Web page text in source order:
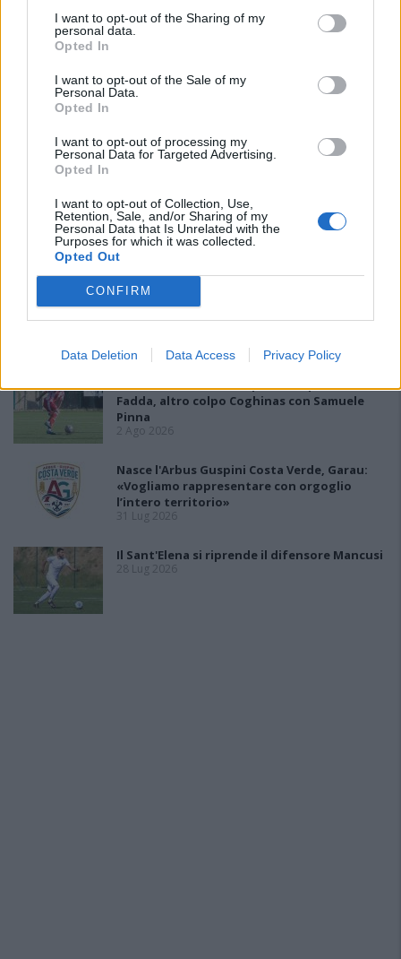
I want to opt-out of the Sharing of my
personal data.
Opted In
I want to opt-out of the Sale of my
Personal Data.
Opted In
I want to opt-out of processing my
Personal Data for Targeted Advertising.
Opted In
I want to opt-out of Collection, Use,
Retention, Sale, and/or Sharing of my
Personal Data that Is Unrelated with the
Purposes for which it was collected.
Opted Out
CONFIRM
Data Deletion Data Access Privacy Policy
Angiargia e Nenna
5 Ago 2026
Scanu, al Macomer arriva Bonfigli
5 Ago 2026
L'Atletico Cagliari di Saba prende Sanna,
Simoni e mantiene lo zoccolo duro
4 Ago 2026
L'Antiochense prende Caddeo e Doneddu,
2 Ago 2026
La matricola Macomer prende il portiere
Fadda, altro colpo Coghinas con Samuele
Pinna
2 Ago 2026
Nasce l'Arbus Guspini Costa Verde, Garau:
«Vogliamo rappresentare con orgoglio
l’intero territorio»
31 Lug 2026
Il Sant'Elena si riprende il difensore Mancusi
28 Lug 2026